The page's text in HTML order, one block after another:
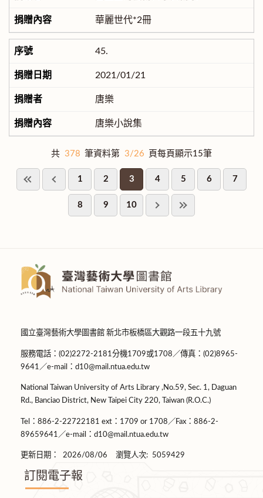
華麗世代*2冊
45.
2021/01/21
唐樂
唐樂小說集
共 378 筆資料第 3/26 頁每頁顯示15筆
1 2 3 4 5 6 7
8 9 10
國立臺灣藝術大學圖書館 新北市板橋區大觀路一段五十九號
服務電話：(02)2272-2181分機1709或1708／傳真：(02)8965-
9641／e-mail：d10@mail.ntua.edu.tw
National Taiwan University of Arts Library ,No.59, Sec. 1, Daguan
Rd., Banciao District, New Taipei City 220, Taiwan (R.O.C.)
Tel：886-2-22722181 ext：1709 or 1708／Fax：886-2-
89659641／e-mail：d10@mail.ntua.edu.tw
更新日期： 2026/08/06 瀏覽人次: 5059429
訂閱電子報